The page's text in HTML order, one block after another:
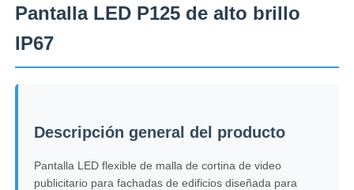
En casa.
Productos
Sobre nosotros
Pantalla LED P125 de alto brillo
IP67
Descripción general del producto
Pantalla LED flexible de malla de cortina de video
publicitario para fachadas de edificios diseñada para